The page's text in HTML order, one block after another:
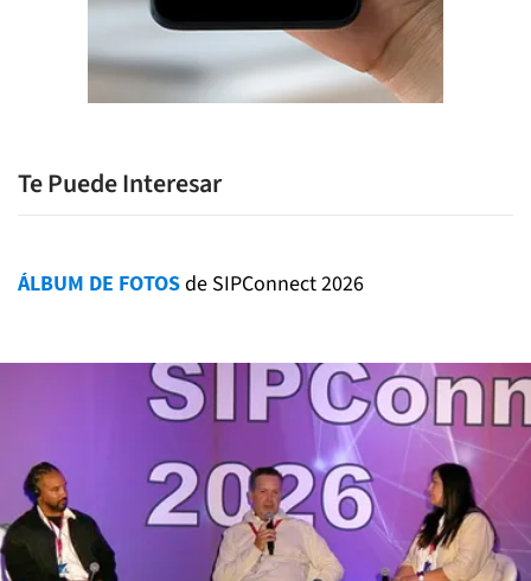
Te Puede Interesar
ÁLBUM DE FOTOSde SIPConnect 2026